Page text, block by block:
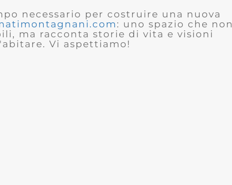
necessario per costruire una nuova
: uno spazio che non
ma racconta storie di vita e visioni
Vi aspettiamo!